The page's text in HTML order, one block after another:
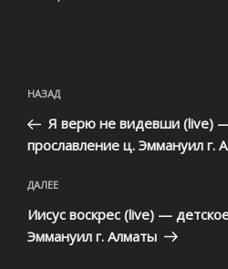
по
записям
Предыдущая
запись:
НАЗАД
Я верю не видевши (live)
прославление ц. Эммануил г.
Следующая
запись
ДАЛЕЕ
Иисус воскрес (live) —
Эммануил г. Алматы